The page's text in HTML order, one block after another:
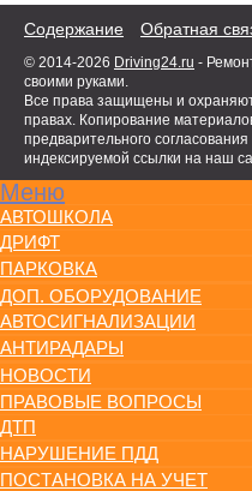
Содержание Обратная
© 2014-2026 Driving24.ru -
своими руками.
Все права защищены и
правах. Копирование
предварительного
индексируемой ссылки на наш
Меню
АВТОШКОЛА
ДРИФТ
ПАРКОВКА
ДОП. ОБОРУДОВАНИЕ
АВТОСИГНАЛИЗАЦИИ
АНТИРАДАРЫ
НОВОСТИ
ПРАВОВЫЕ ВОПРОСЫ
ДТП
НАРУШЕНИЕ ПДД
ПОСТАНОВКА НА УЧЕТ